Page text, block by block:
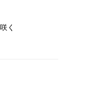
く